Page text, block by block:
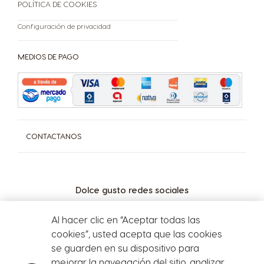
Libro de Quejas On-Line
Defensa del Consumidor - Ventanilla Única Federal
Para consultas y/o denuncias Ingrese aquí
Dolce gusto redes sociales
MEDIOS DE PAGO
CONTACTANOS
POLÍTICA DE COOKIES
Configuración de privacidad
Al hacer clic en “Aceptar todas las
cookies”, usted acepta que las cookies
se guarden en su dispositivo para